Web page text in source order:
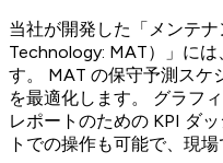
当社が開発した「メンテ
Technology: MAT）」に
す。 MAT の保守予測スケ
を最適化します。 グラフ
レポートのための KPI ダ
トでの操作も可能で、現